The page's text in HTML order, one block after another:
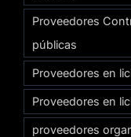
Proveedores
públicas
Proveedores en
Proveedores en
proveedores